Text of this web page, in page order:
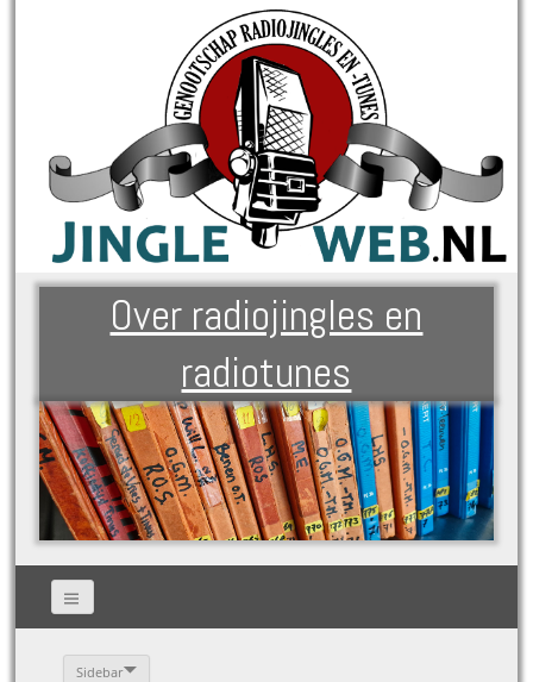
Over radiojingles en
radiotunes
Sidebar